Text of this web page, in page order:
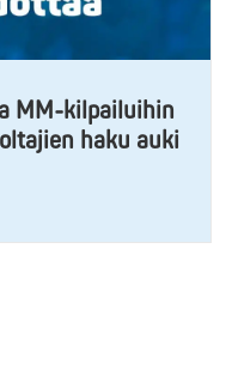
MM-kilpailuihin
haku auki